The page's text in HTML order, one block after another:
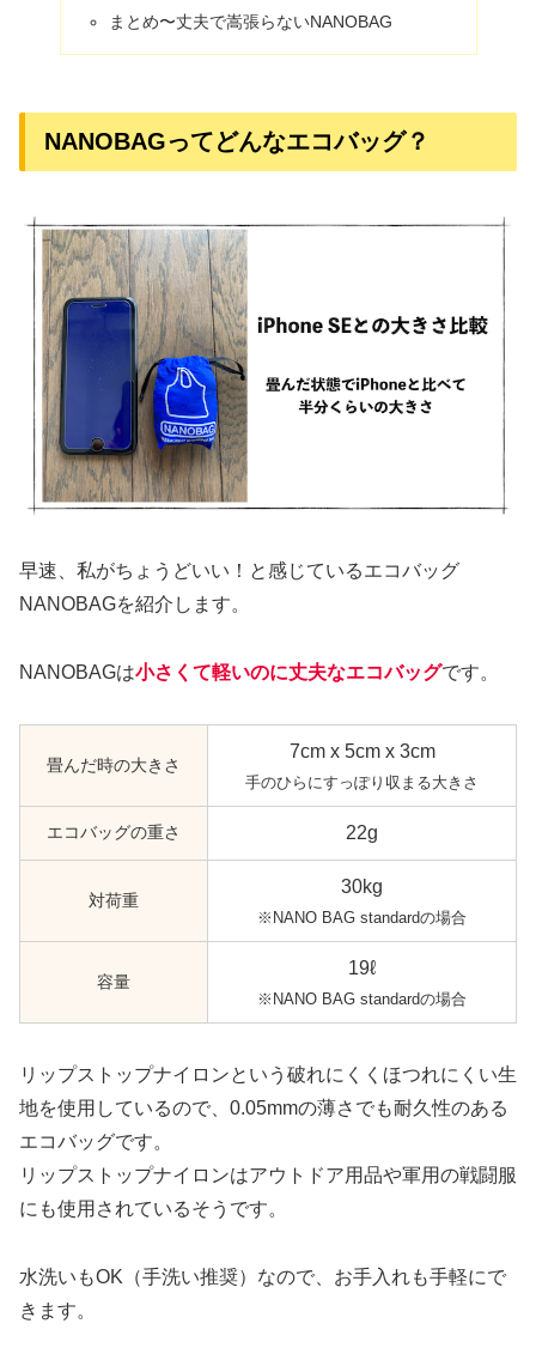
まとめ〜丈夫で嵩張らないNANOBAG
NANOBAGってどんなエコバッグ？
早速、私がちょうどいい！と感じているエコバッグ
NANOBAGを紹介します。
NANOBAGは小さくて軽いのに丈夫なエコバッグです。
畳んだ時の大きさ
7cm x 5cm x 3cm
手のひらにすっぽり収まる大きさ
エコバッグの重さ 22g
対荷重
30kg
※NANO BAG standardの場合
容量
19ℓ
※NANO BAG standardの場合
リップストップナイロンという破れにくくほつれにくい生
地を使用しているので、0.05mmの薄さでも耐久性のある
エコバッグです。
リップストップナイロンはアウトドア用品や軍用の戦闘服
にも使用されているそうです。
水洗いもOK（手洗い推奨）なので、お手入れも手軽にで
きます。